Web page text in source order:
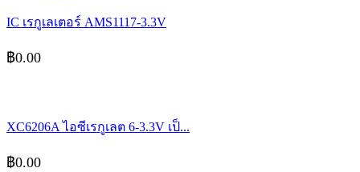
IC เรกูเลเตอร์ AMS1117-3.3V
฿0.00
XC6206A ไอซีเรกูเลต 6-3.3V เป็...
฿0.00